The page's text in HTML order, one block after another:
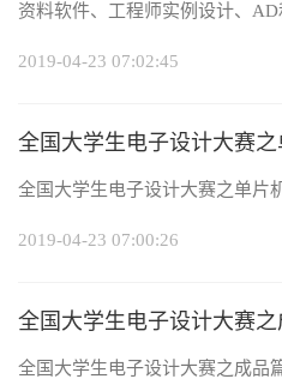
资料软件、工程师实例设计、
2019-04-23 07:02:45
全国大学生电子设计大赛
全国大学生电子设计大赛之单片
2019-04-23 07:00:26
全国大学生电子设计大赛之
全国大学生电子设计大赛之成品